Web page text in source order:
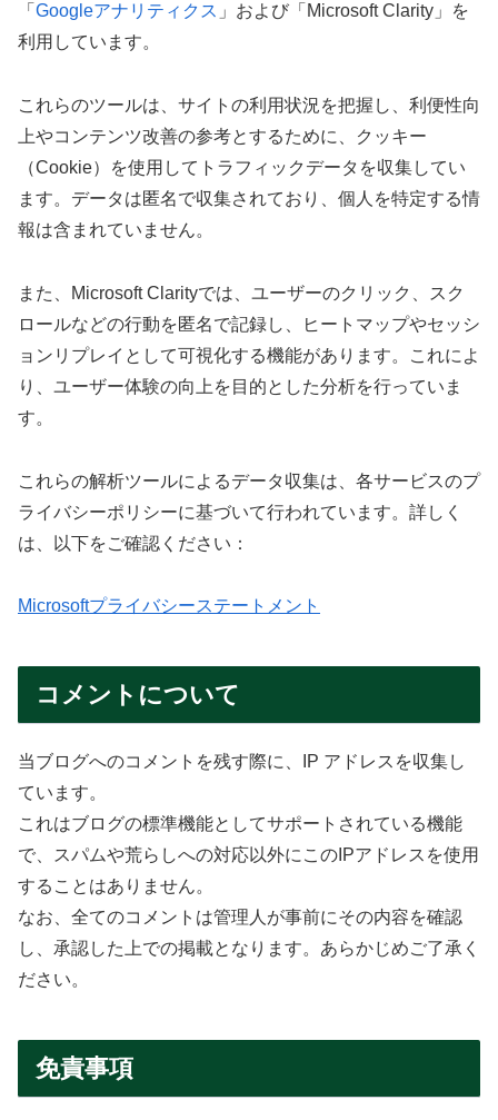
「 Googleアナリティクス 」および「Microsoft Clarity」を
利用しています。
これらのツールは、サイトの利用状況を把握し、利便性向
上やコンテンツ改善の参考とするために、クッキー
（Cookie）を使用してトラフィックデータを収集してい
ます。データは匿名で収集されており、個人を特定する情
報は含まれていません。
また、Microsoft Clarityでは、ユーザーのクリック、スク
ロールなどの行動を匿名で記録し、ヒートマップやセッシ
ョンリプレイとして可視化する機能があります。これによ
り、ユーザー体験の向上を目的とした分析を行っていま
す。
これらの解析ツールによるデータ収集は、各サービスのプ
ライバシーポリシーに基づいて行われています。詳しく
は、以下をご確認ください：
Microsoftプライバシーステートメント
コメントについて
当ブログへのコメントを残す際に、IP アドレスを収集し
ています。
これはブログの標準機能としてサポートされている機能
で、スパムや荒らしへの対応以外にこのIPアドレスを使用
することはありません。
なお、全てのコメントは管理人が事前にその内容を確認
し、承認した上での掲載となります。あらかじめご了承く
ださい。
免責事項